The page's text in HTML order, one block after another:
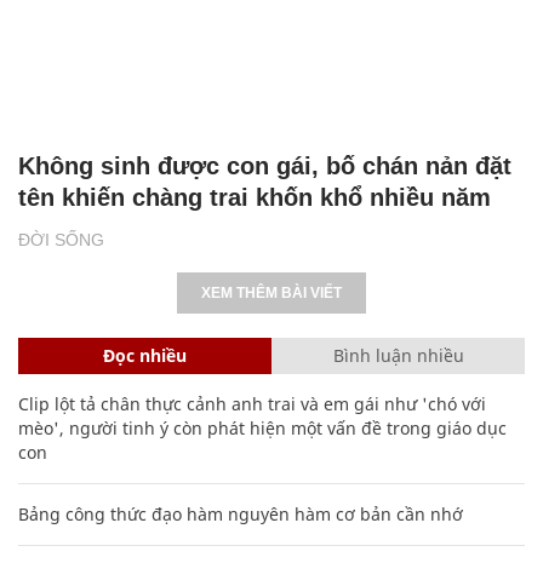
ĐỜI SỐNG
Không sinh được con gái, bố chán nản đặt
tên khiến chàng trai khốn khổ nhiều năm
XEM THÊM BÀI VIẾT
Đọc nhiều Bình luận nhiều
Clip lột tả chân thực cảnh anh trai và em gái như 'chó với
mèo', người tinh ý còn phát hiện một vấn đề trong giáo dục
con
Bảng công thức đạo hàm nguyên hàm cơ bản cần nhớ